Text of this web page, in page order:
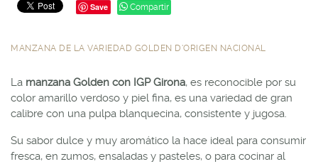
Save Compartir
MANZANA DE LA VARIEDAD GOLDEN D'ORIGEN NACIONAL
La manzana Golden con IGP Girona, es reconocible por su
color amarillo verdoso y piel fina, es una variedad de gran
calibre con una pulpa blanquecina, consistente y jugosa.
Su sabor dulce y muy aromático la hace ideal para consumir
fresca, en zumos, ensaladas y pasteles, o para cocinar al